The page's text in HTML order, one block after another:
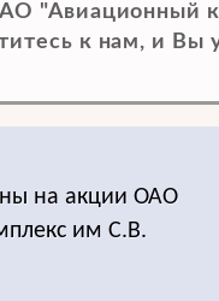
"Авиационный
к нам, и Вы
на акции ОАО
им С.В.